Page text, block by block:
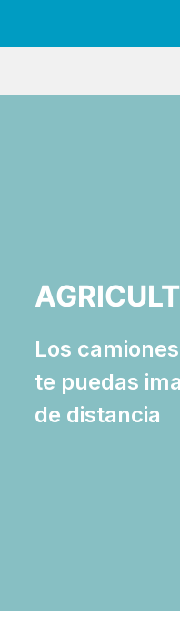
Los
te puedas
de distancia